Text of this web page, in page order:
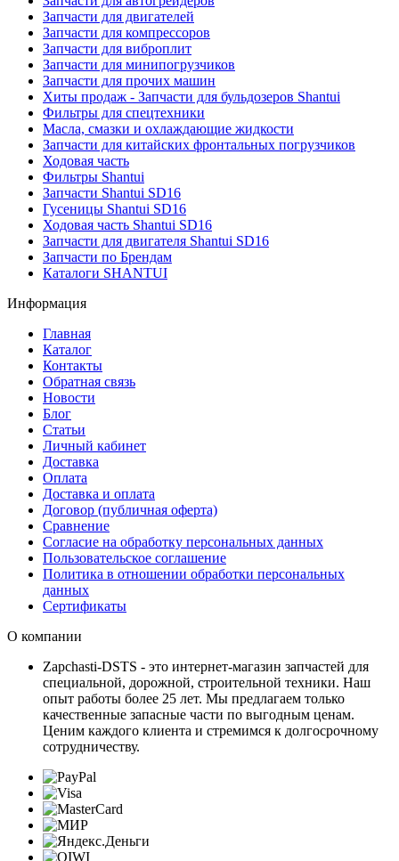
Запчасти для двигателей
Запчасти для компрессоров
Запчасти для виброплит
Запчасти для минипогрузчиков
Запчасти для прочих машин
Хиты продаж - Запчасти для бульдозеров Shantui
Фильтры для спецтехники
Масла, смазки и охлаждающие жидкости
Запчасти для китайских фронтальных погрузчиков
Ходовая часть
Фильтры Shantui
Запчасти Shantui SD16
Гусеницы Shantui SD16
Ходовая часть Shantui SD16
Запчасти для двигателя Shantui SD16
Запчасти по Брендам
Каталоги SHANTUI
Информация
Главная
Каталог
Контакты
Обратная связь
Новости
Блог
Статьи
Личный кабинет
Доставка
Оплата
Доставка и оплата
Договор (публичная оферта)
Сравнение
Согласие на обработку персональных данных
Пользовательское соглашение
Политика в отношении обработки персональных
данных
Сертификаты
О компании
Zapchasti-DSTS - это интернет-магазин запчастей для
специальной, дорожной, строительной техники. Наш
опыт работы более 25 лет. Мы предлагаем только
качественные запасные части по выгодным ценам.
Ценим каждого клиента и стремимся к долгосрочному
сотрудничеству.